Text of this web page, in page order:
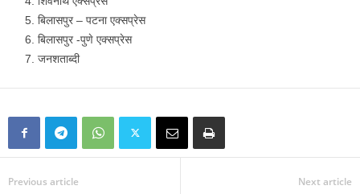
बिलासपुर – पटना एक्सप्रेस
बिलासपुर -पुणे एक्सप्रेस
जनशताब्दी
Previous article Next article